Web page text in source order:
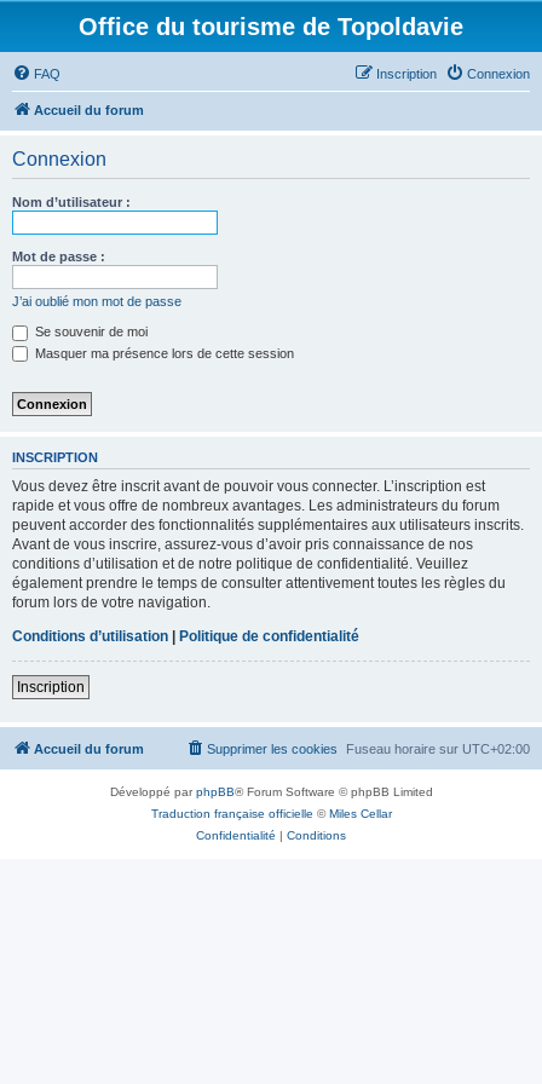
Office du tourisme de Topoldavie
FAQ Connexion
Inscription
Accueil du forum
Connexion
Nom d’utilisateur :
Mot de passe :
J’ai oublié mon mot de passe
Se souvenir de moi
Masquer ma présence lors de cette session
INSCRIPTION
Vous devez être inscrit avant de pouvoir vous connecter. L’inscription est
rapide et vous offre de nombreux avantages. Les administrateurs du forum
peuvent accorder des fonctionnalités supplémentaires aux utilisateurs inscrits.
Avant de vous inscrire, assurez-vous d’avoir pris connaissance de nos
conditions d’utilisation et de notre politique de confidentialité. Veuillez
également prendre le temps de consulter attentivement toutes les règles du
forum lors de votre navigation.
Conditions d’utilisation | Politique de confidentialité
Inscription
Accueil du forum Fuseau horaire sur UTC+02:00
Supprimer les cookies
Développé parphpBB® Forum Software © phpBB Limited
Traduction française officielle ©Miles Cellar
Confidentialité | Conditions